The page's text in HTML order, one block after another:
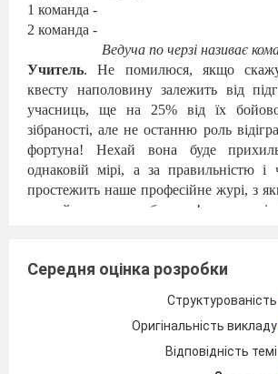
1 команда -
2 команда -
Ведуча по черзі називає
Учитель. Не помилюся, якщо
квесту наполовину залежить від
учасниць, ще на 25% від їх
зібраності, але не останню роль
фортуна! Нехай вона буде
однаковій мірі, а за правильністю і
простежить наше професійне журі, з
познайомитися поближче! отже,
члени
. А зараз настав час
друзі, з умовами нашого
вашим завданням буде
Середня оцінка розробки
Структурованість
Оригінальність викладу
Відповідність темі